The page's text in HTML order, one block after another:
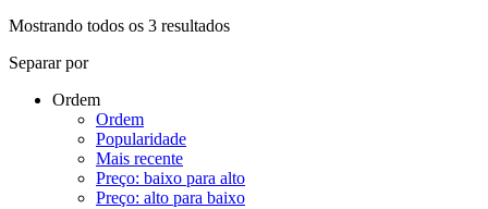
Mostrando todos os 3 resultados
Separar por
Ordem
Ordem
Popularidade
Mais recente
Preço: baixo para alto
Preço: alto para baixo